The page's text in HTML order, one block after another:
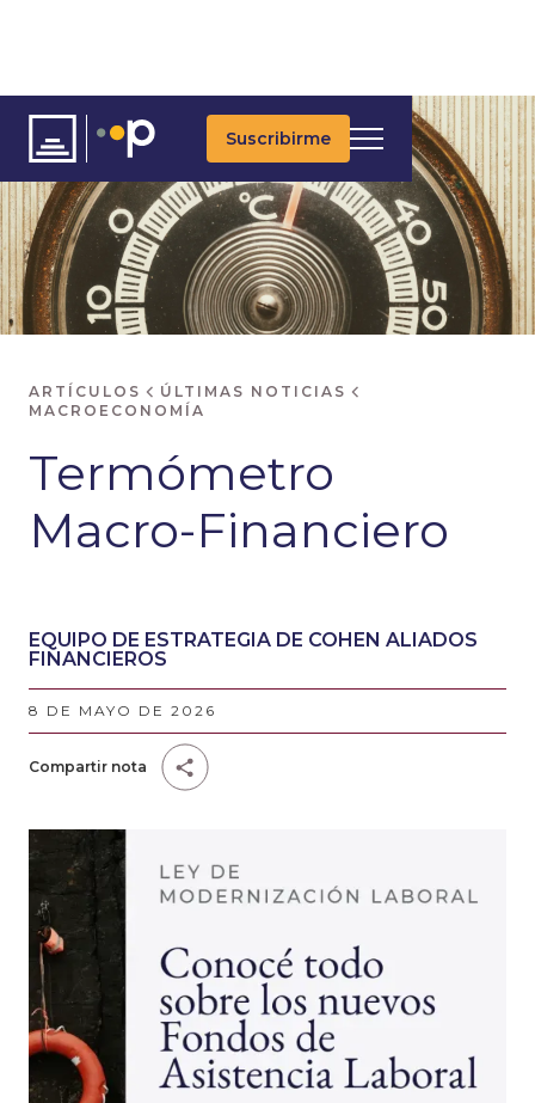
Suscribirme
ARTÍCULOS
ÚLTIMAS NOTICIAS
MACROECONOMÍA
Termómetro
Macro-Financiero
EQUIPO DE ESTRATEGIA DE COHEN ALIADOS
FINANCIEROS
8 DE MAYO DE 2026
Compartir nota